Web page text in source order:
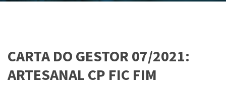
CARTA DO GESTOR 07/2021:
ARTESANAL CP FIC FIM